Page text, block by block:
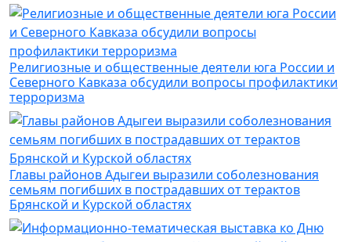
Религиозные и общественные деятели юга России и
Северного Кавказа обсудили вопросы профилактики
терроризма
Главы районов Адыгеи выразили соболезнования
семьям погибших в пострадавших от терактов
Брянской и Курской областях